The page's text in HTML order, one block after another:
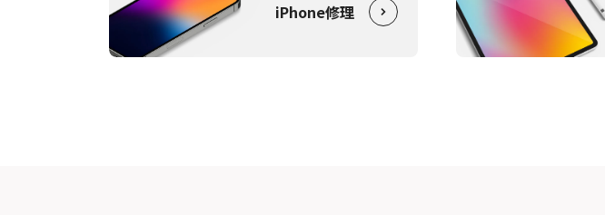
iPhone修理